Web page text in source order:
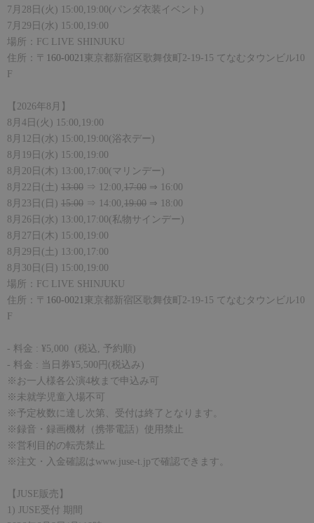
7 月 28 日 ( 火 ) 15:00,19:00(パンダ衣装イベント)
7 月 29 日 ( 水 ) 15:00,19:00
場所： FC LIVE SHINJUKU
住所：〒 160-0021 東京都新宿区歌舞伎町 2-19-15 てなむタウンビル 10
F
【 2026年8 月】
8 月 4 日 ( 火 ) 15:00,19:00
8 月 12 日 ( 水 ) 15:00,19:00(浴衣デー)
8 月 19 日 ( 水 ) 15:00,19:00
8 月 20 日 ( 木 ) 13:00,17:00(マリンデー)
8 月 22 日 ( 土 ) 13:00 ⇒ 12:00,17:00 ⇒
16:00
8 月 23 日 ( 日 ) 15:00 ⇒ 14:00,19:00 ⇒
18:00
8 月 26 日 ( 水 ) 13:00,17:00(私物サインデー)
8 月 27 日 ( 木 ) 15:00,19:00
8 月 29 日 ( 土 ) 13:00,17:00
8 月 30 日 ( 日 ) 15:00,19:00
場所： FC LIVE SHINJUKU
住所：〒 160-0021 東京都新宿区歌舞伎町 2-19-15 てなむタウンビル 10
F
- 料金 : ¥5,000 (税込, 予約順 )
- 料金 : 当日券¥5,500 円 (税込み )
※お一人様各公演4枚まで申込み可
※未就学児童入場不可
※予定枚数に達し次第、受付は終了となります。
※録音・録画機材（携帯電話）使用禁止
※営利目的の転売禁止
※注文・入金確認は www.juse-t.jpで確認できます。
【 JUSE 販売】
1) JUSE受付 期間